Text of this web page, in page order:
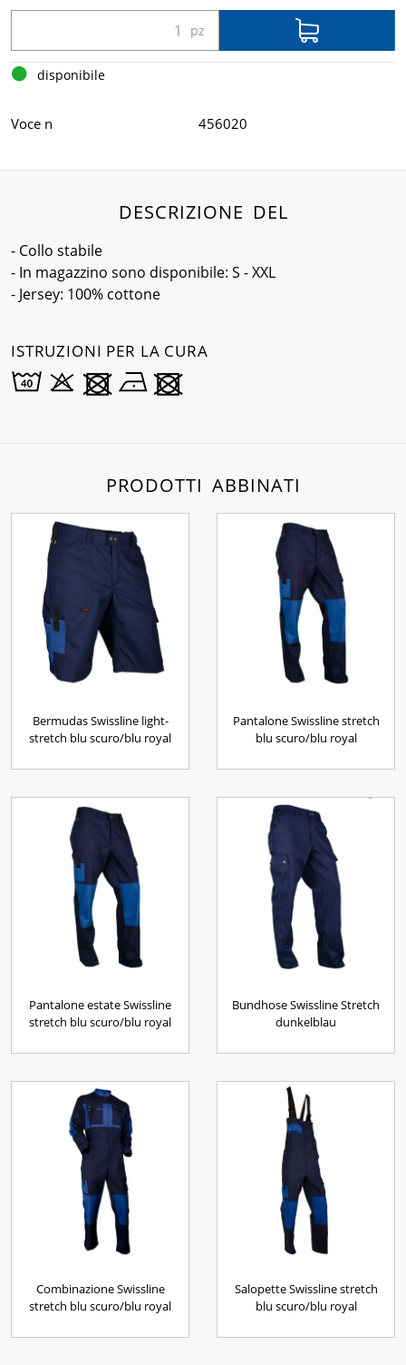
disponibile
Voce n 456020
DESCRIZIONE DEL
- Collo stabile
- In magazzino sono disponibile: S - XXL
- Jersey: 100% cottone
ISTRUZIONI PER LA CURA
PRODOTTI ABBINATI
Bermudas Swissline light-
stretch blu scuro/blu royal
Pantalone Swissline stretch
blu scuro/blu royal
Pantalone estate Swissline
stretch blu scuro/blu royal
Bundhose Swissline Stretch
dunkelblau
Combinazione Swissline
stretch blu scuro/blu royal
Salopette Swissline stretch
blu scuro/blu royal